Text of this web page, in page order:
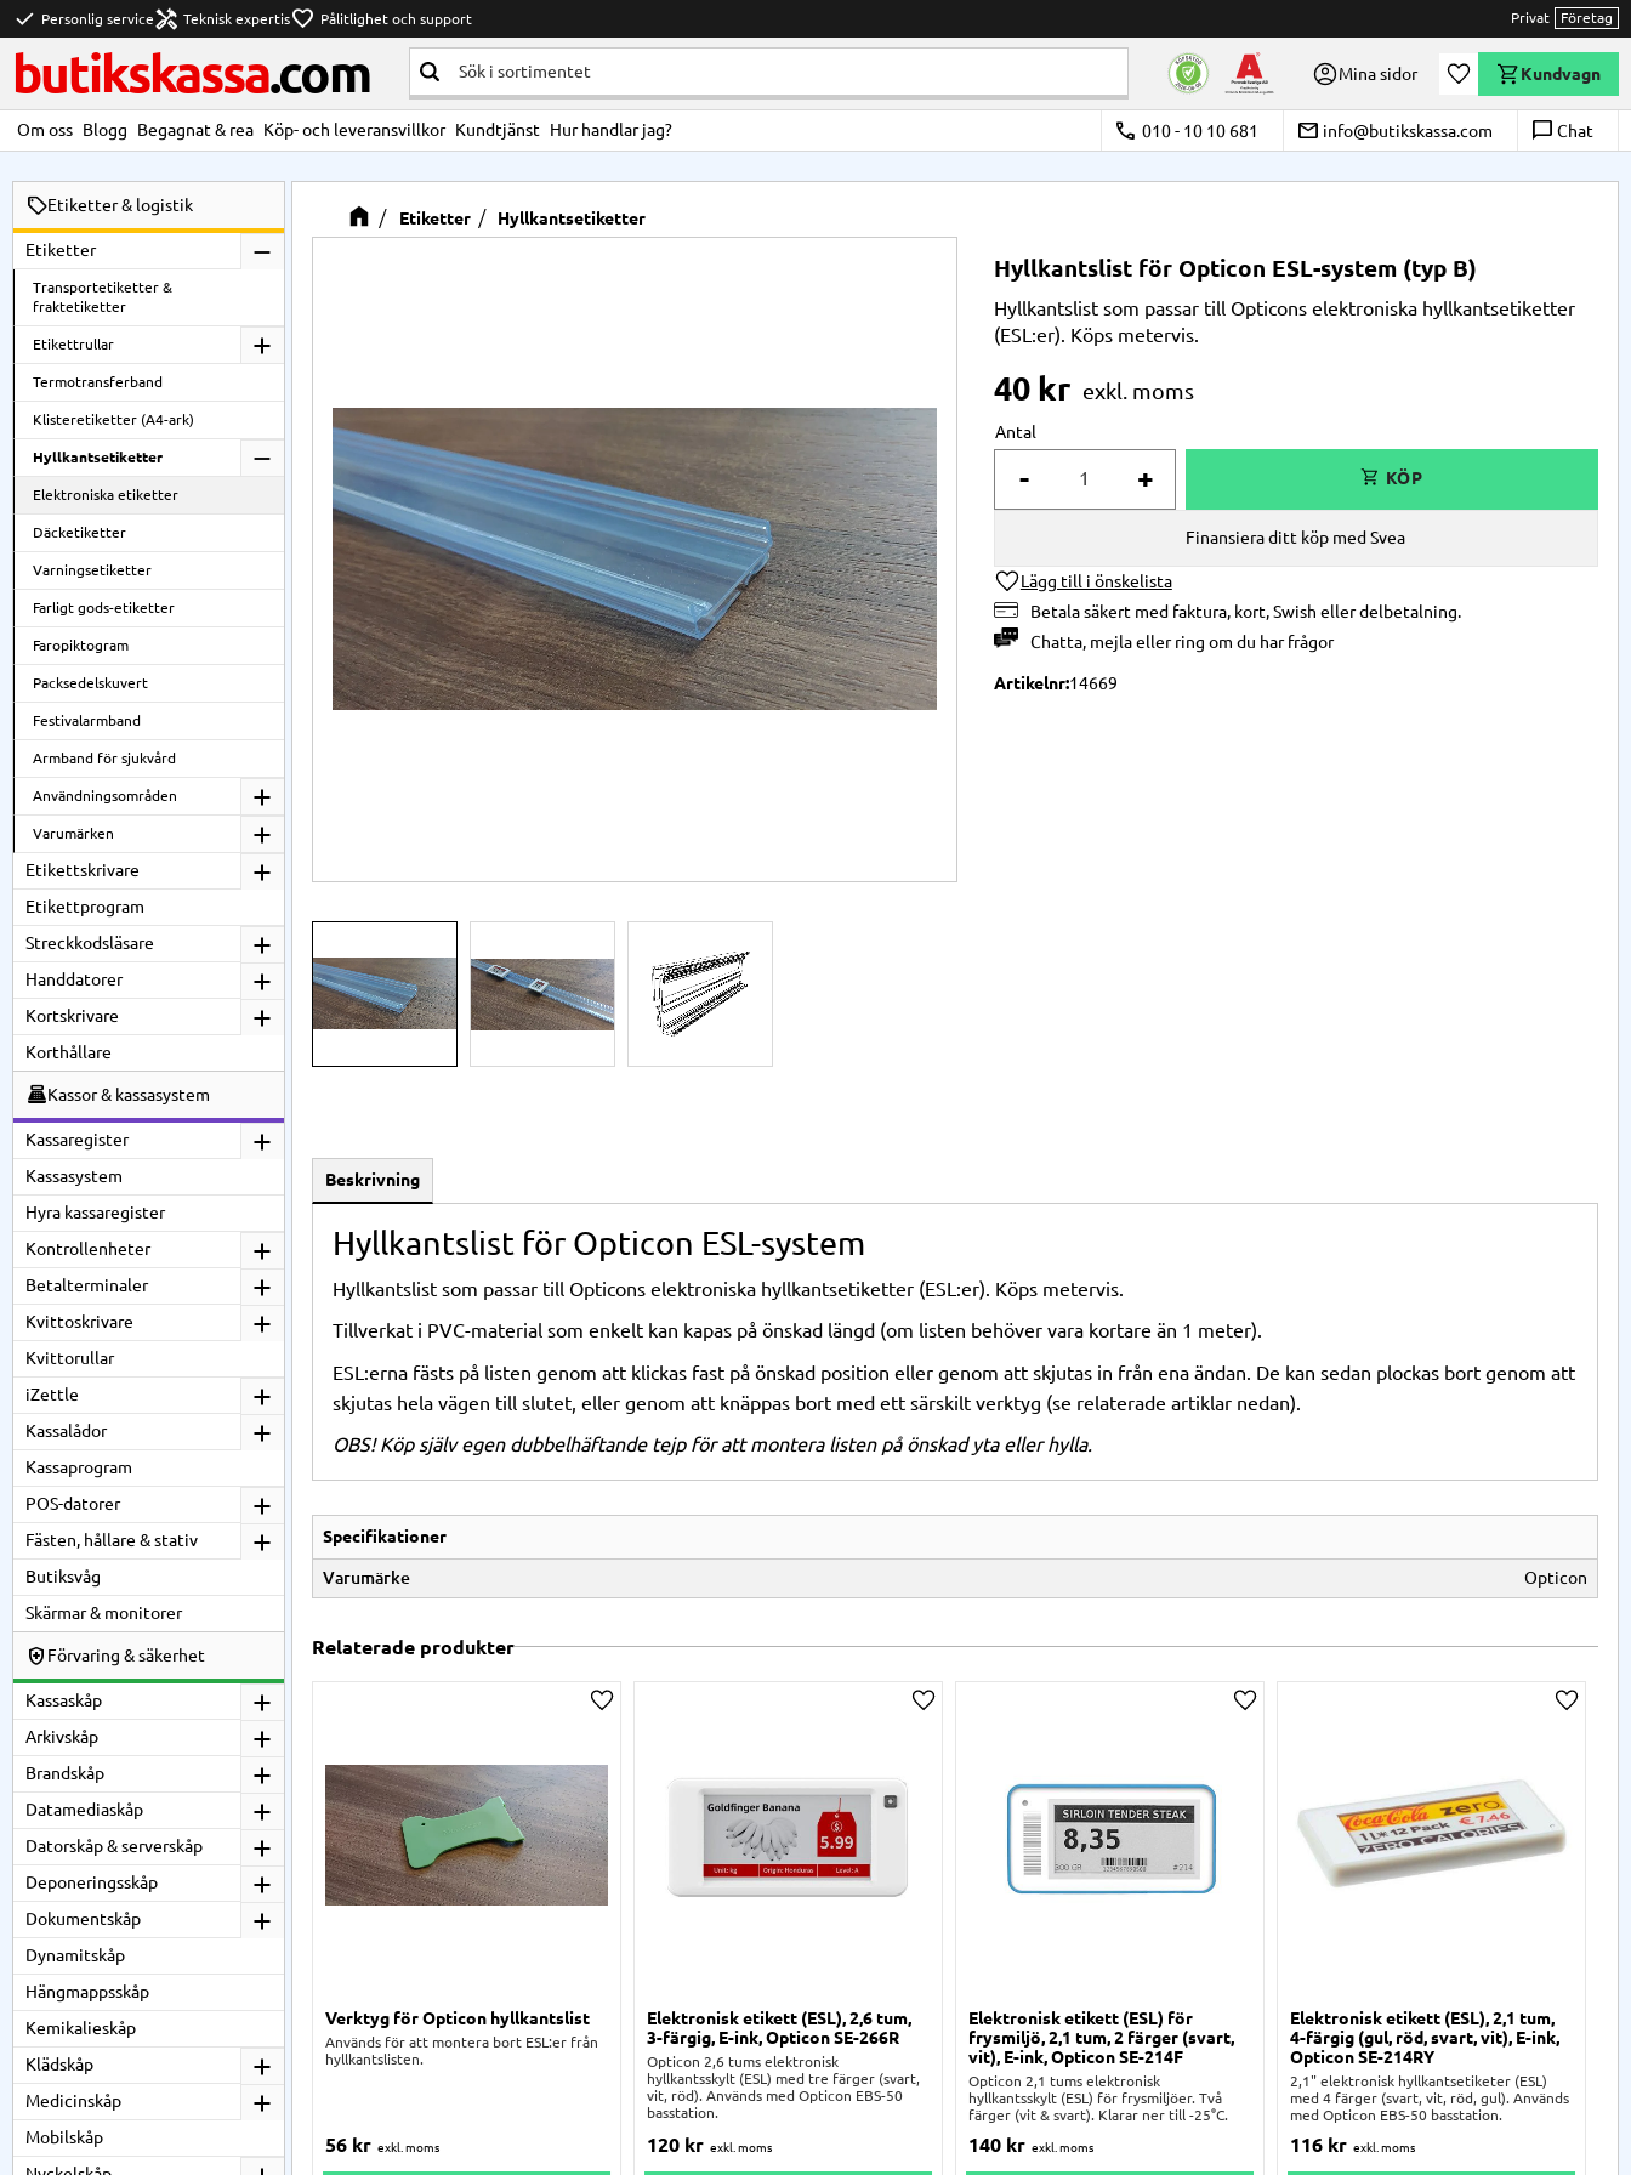
check Personlig servicehandyman Teknisk expertisfavorite Pålitlighet och support Privat Företag
butikskassa.com Mina sidor Önskelista
Kundvagn
Om oss Blogg Begagnat & rea Köp- och leveransvillkor Kundtjänst Hur handlar jag? call 010 - 10 10 681 email info@butikskassa.com chat_bubble_outline Chat
Etiketter Hyllkantsetiketter
Hyllkantslist för Opticon ESL-system (typ B)
Hyllkantslist som passar till Opticons elektroniska hyllkantsetiketter
(ESL:er). Köps metervis.
40kr
Antal
+
-
Lägg till i önskelista
Betala säkert med faktura, kort, Swish eller delbetalning.
Chatta, mejlaellerring om du har frågor
Finansiera ditt köp med Svea
Artikelnr14669
Beskrivning
Hyllkantslist för Opticon ESL-system
Hyllkantslist som passar till Opticons elektroniska hyllkantsetiketter (ESL:er). Köps metervis.
Tillverkat i PVC-material som enkelt kan kapas på önskad längd (om listen behöver vara kortare än 1 meter).
ESL:erna fästs på listen genom att klickas fast på önskad position eller genom att skjutas in från ena ändan. De kan sedan plockas bort genom att
skjutas hela vägen till slutet, eller genom att knäppas bort med ett särskilt verktyg (se relaterade artiklar nedan).
OBS! Köp själv egen dubbelhäftande tejp för att montera listen på önskad yta eller hylla.
Specifikationer
Varumärke Opticon
Relaterade produkter
Verktyg för Opticon hyllkantslist
Används för att montera bort ESL:er från
hyllkantslisten.
56 kr
Lägg till i önskelista
Elektronisk etikett (ESL), 2,6 tum,
3-färgig, E-ink, Opticon SE-266R
Opticon 2,6 tums elektronisk
hyllkantsskylt (ESL) med tre färger (svart,
vit, röd). Används med Opticon EBS-50
basstation.
120 kr
Lägg till i önskelista
Elektronisk etikett (ESL) för
frysmiljö, 2,1 tum, 2 färger (svart,
vit), E-ink, Opticon SE-214F
Opticon 2,1 tums elektronisk
hyllkantsskylt (ESL) för frysmiljöer. Två
färger (vit & svart). Klarar ner till -25°C.
140 kr
Lägg till i önskelista
Elektronisk etikett (ESL), 2,1 tum,
4-färgig (gul, röd, svart, vit), E-ink,
Opticon SE-214RY
2,1" elektronisk hyllkantsetiketer (ESL)
med 4 färger (svart, vit, röd, gul). Används
med Opticon EBS-50 basstation.
116 kr
Lägg
Etiketter & logistik
Etiketter
Transportetiketter &
fraktetiketter
Etikettrullar
Termotransferband
Klisteretiketter (A4-ark)
Hyllkantsetiketter
Elektroniska etiketter
Däcketiketter
Varningsetiketter
Farligt gods-etiketter
Faropiktogram
Packsedelskuvert
Festivalarmband
Armband för sjukvård
Användningsområden
Varumärken
Etikettskrivare
Etikettprogram
Streckkodsläsare
Handdatorer
Kortskrivare
Korthållare
Kassor & kassasystem
Kassaregister
Kassasystem
Hyra kassaregister
Kontrollenheter
Betalterminaler
Kvittoskrivare
Kvittorullar
iZettle
Kassalådor
Kassaprogram
POS-datorer
Fästen, hållare & stativ
Butiksvåg
Skärmar & monitorer
Förvaring & säkerhet
Kassaskåp
Arkivskåp
Brandskåp
Datamediaskåp
Datorskåp & serverskåp
Deponeringsskåp
Dokumentskåp
Dynamitskåp
Hängmappsskåp
Kemikalieskåp
Klädskåp
Medicinskåp
Mobilskåp